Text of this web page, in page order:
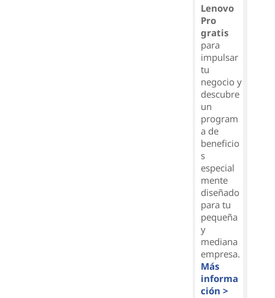
Lenovo
Pro
gratis
para
impulsar
tu
negocio y
descubre
un
program
a de
beneficio
s
especial
mente
diseñado
para tu
pequeña
y
mediana
empresa.
Más
informa
ción >